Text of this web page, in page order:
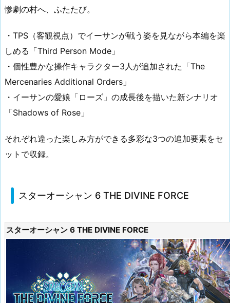
惨劇の村へ、ふたたび。
・TPS（客観視点）でイーサンが戦う姿を見ながら本編を楽
しめる「Third Person Mode」
・個性豊かな操作キャラクター3人が追加された「The
Mercenaries Additional Orders」
・イーサンの愛娘「ローズ」の成長後を描いた新シナリオ
「Shadows of Rose」
それぞれ違った楽しみ方ができる多彩な3つの追加要素をセ
ットで収録。
スターオーシャン 6 THE DIVINE FORCE
スターオーシャン 6 THE DIVINE FORCE